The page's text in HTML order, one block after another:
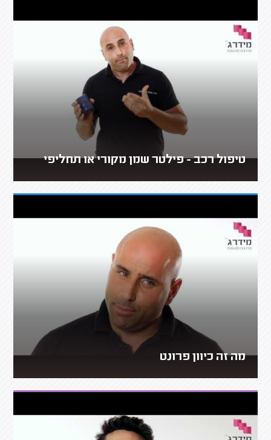
טיפול רכב - פילטר שמן מקורי או תחליפי
מה זה כיוון פרונט